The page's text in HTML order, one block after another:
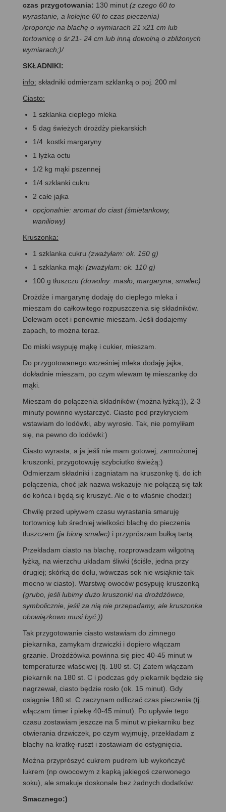
czas przygotowania: 130 minut (z czego 60 to
wyrastanie, a kolejne 60 to czas pieczenia)
/proporcje na blachę o wymiarach 21 x21 cm lub
tortownicę o śr.21- 24 cm lub inną dowolną o zbliżonych
wymiarach;)/
SKŁADNIKI:
info: składniki odmierzam szklanką o poj. 200 ml
Ciasto:
1 szklanka ciepłego mleka
5 dag świeżych drożdży piekarskich
1/4 kostki margaryny
1 łyżka octu
1/2 kg mąki pszennej
1/4 szklanki cukru
2 całe jajka
opcjonalnie: aromat do ciast (śmietankowy,
waniliowy)
Kruszonka:
1 szklanka cukru (zważyłam: ok. 150 g)
1 szklanka mąki (zważyłam: ok. 110 g)
100 g tłuszczu (dowolny: masło, margaryna, smalec)
Drożdże i margarynę dodaję do ciepłego mleka i
mieszam do całkowitego rozpuszczenia się składników.
Dolewam ocet i ponownie mieszam. Jeśli dodajemy
zapach, to można teraz.
Do miski wsypuję mąkę i cukier, mieszam.
Do przygotowanego wcześniej mleka dodaję jajka,
dokładnie mieszam, po czym wlewam tę mieszankę do
mąki.
Mieszam do połączenia składników (można łyżką:)), 2-3
minuty powinno wystarczyć. Ciasto pod przykryciem
wstawiam do lodówki, aby wyrosło. Tak, nie pomyliłam
się, na pewno do lodówki:)
Ciasto wyrasta, a ja jeśli nie mam gotowej, zamrożonej
kruszonki, przygotowuję szybciutko świeżą:)
Odmierzam składniki i zagniatam na kruszonkę tj. do ich
połączenia, choć jak nazwa wskazuje nie połączą się tak
do końca i będą się kruszyć. Ale o to właśnie chodzi:)
Chwilę przed upływem czasu wyrastania smaruję
tortownicę lub średniej wielkości blachę do pieczenia
tłuszczem (ja biorę smalec) i przyprószam bułką tartą.
Przekładam ciasto na blachę, rozprowadzam wilgotną
łyżką, na wierzchu układam śliwki (ściśle, jedna przy
drugiej; skórką do dołu, wówczas sok nie wsiąknie tak
mocno w ciasto). Warstwę owoców posypuję kruszonką
(grubo, jeśli lubimy dużo kruszonki na drożdżówce,
symbolicznie, jeśli za nią nie przepadamy, ale kruszonka
obowiązkowo musi być:))
Tak przygotowanie ciasto wstawiam do zimnego
piekarnika, zamykam drzwiczki i dopiero włączam
grzanie. Drożdżówka powinna się piec 40-45 minut w
temperaturze właściwej (tj. 180 st. C) Zatem włączam
piekarnik na 180 st. C i podczas gdy piekarnik będzie się
nagrzewał, ciasto będzie rosło (ok. 15 minut). Gdy
osiągnie 180 st. C zaczynam odliczać czas pieczenia (tj.
włączam timer i piekę 40-45 minut). Po upływie tego
czasu zostawiam jeszcze na 5 minut w piekarniku bez
otwierania drzwiczek, po czym wyjmuję, przekładam z
blachy na kratkę-ruszt i zostawiam do ostygnięcia.
Można przyprószyć cukrem pudrem lub wykończyć
lukrem (np owocowym z kapką jakiegoś czerwonego
soku), ale smakuje doskonale bez żadnych dodatków.
Smacznego:)